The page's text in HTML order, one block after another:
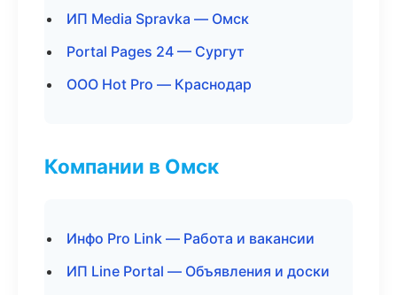
ИП Media Spravka — Омск
Portal Pages 24 — Сургут
ООО Hot Pro — Краснодар
Компании в Омск
Инфо Pro Link — Работа и вакансии
ИП Line Portal — Объявления и доски